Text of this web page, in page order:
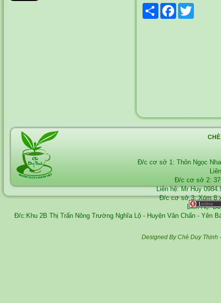
Share Facebook
Đ/c cơ sở 1: Thôn Ngọc
Đ/c cơ sở 2:
Liên hệ: Mr Huy
Đ/c cơ sở 3: Xóm 8
Liên Hệ:
Đ/c:Khu 2B Thị Trấn Nông Trường Nghĩa Lộ - Huyện Văn Chấn - Yên
Designed By Chè Duy Thịnh -